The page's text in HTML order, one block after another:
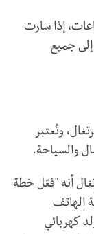
إذا سارت
إلى جميع
وتُعتبر
والسياحة.
أنه "فعّل خطة
الهاتف
كهربائي